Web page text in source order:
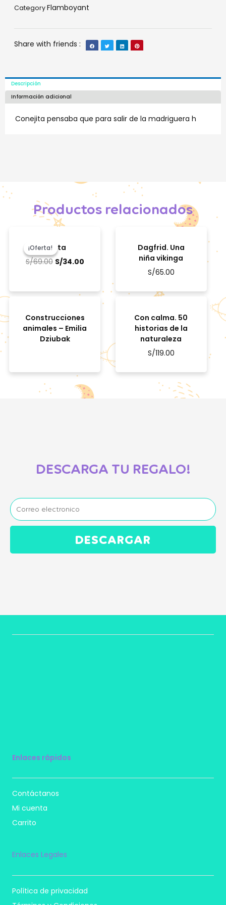
CategoryFlamboyant
Share with friends :
Descripción
Información adicional
Conejita pensaba que para salir de la madriguera h
Productos relacionados
¡Oferta!
¡Oferta!Pasta
S/69.00
original
era:
S/34.00es:
Dagfrid. Una
niña vikinga
S/65.00
Construcciones
animales – Emilia
Dziubak
Con calma. 50
historias de la
naturaleza
S/119.00
DESCARGA TU REGALO!
DESCARGAR
Enlaces rápidos
Contáctanos
Mi cuenta
Carrito
Enlaces Legales
Política de privacidad